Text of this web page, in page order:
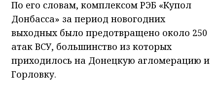
По его словам, комплексом РЭБ «Купол
Донбасса» за период новогодних
выходных было предотвращено около 250
атак ВСУ, большинство из которых
приходилось на Донецкую агломерацию и
Горловку.